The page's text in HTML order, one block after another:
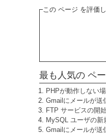
この ページ を評価
最も人気の ペ
PHPが動作しない
Gmailにメールが送
FTP サービスの開
MySQL ユーザの新
Gmailにメールが送